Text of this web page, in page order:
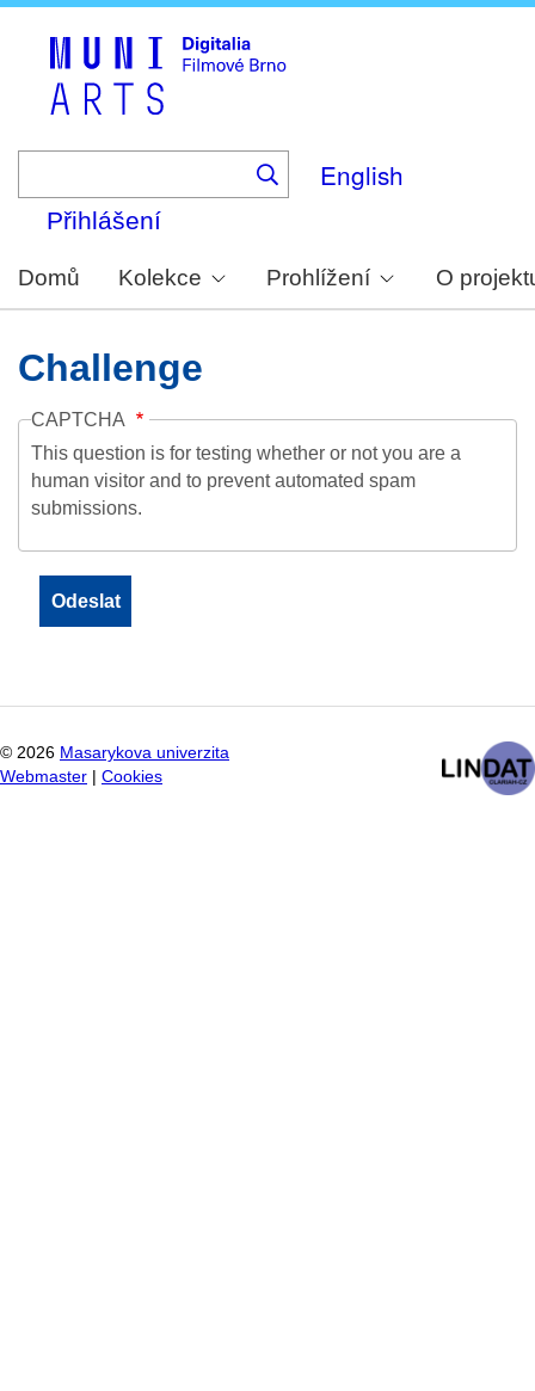
English
Přihlášení
Domů Kolekce Prohlížení O
Challenge
CAPTCHA
This question is for testing whether or not you are a
human visitor and to prevent automated spam
submissions.
© 2026 Masarykova univerzita
Webmaster
Cookies